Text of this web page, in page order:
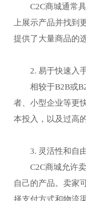
C2C商城通常
上展示产品并找到
提供了大量商品的
2. 易于快速入
相较于B2B或
者、小型企业等更
本投入，以及过高
3. 灵活性和自
C2C商城允许
自己的产品。卖家
择支付方式和物流